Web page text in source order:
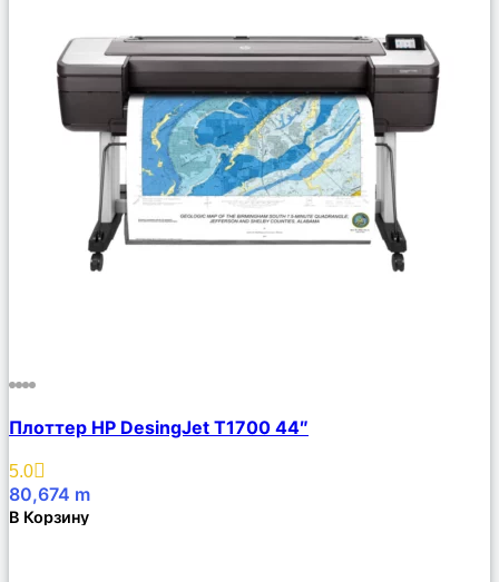
Описание
Избранное
Плоттер HP DesingJet T1700 44″
5.0
80,674 m
В Корзину